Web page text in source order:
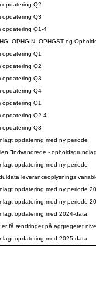
opdatering Q2
opdatering Q3
opdatering Q1-4
OPHGIN, OPHGST og
opdatering Q1
opdatering Q2
opdatering Q3
opdatering Q4
opdatering Q1
opdatering Q2-4
opdatering Q3
opdatering med ny periode
”Indvandrede -
opdatering med ny periode
leveranceoplysnings
opdatering med ny periode
opdatering med ny periode
opdatering med 2024-data
er få ændringer på aggregeret
opdatering med 2025-data